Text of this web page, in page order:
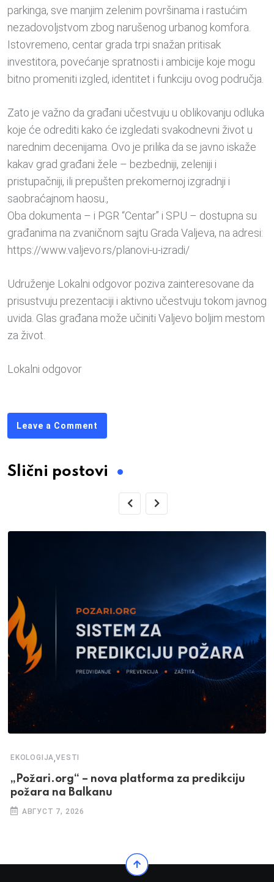
parkinga, sve manjim zelenim površinama i rastućim
nezadovoljstvom zbog narušenog urbanog komfora.
Istovremeno, centar grada trpi snažan pritisak
investitora, povećanje spratnosti i ambicije koje mogu
bitno promeniti izgled, identitet i funkciju ovog područja.
Zato je važno da građani učestvuju u oblikovanju odluka
koje će odrediti kako će izgledati svakodnevni život u
narednim decenijama. Ovo je prilika da se javno iskaže
kakav grad građani žele – bezbedniji, zeleniji i
pristupačniji, ili prepušten prekomernoj izgradnji i
saobraćajnom haosu.,
Oba dokumenta – i PGR “Centar” i SPU – dostupna su
građanima na zvaničnom sajtu Grada Valjeva, na adresi:
https://www.valjevo.rs/planovi-u-izradi/
Udruženje Lokalni odgovor poziva zainteresovane da
prisustvuju prezentaciji i aktivno učestvuju tokom javnog
uvida. Glas građana može učiniti Valjevo boljim mestom
za život.
Lokalni odgovor
Leave a Comment
Slični postovi
EKOLOGIJA,VESTI
„Požari.org“ – nova platforma za predikciju
požara na Balkanu
АВГУСТ 7, 2026